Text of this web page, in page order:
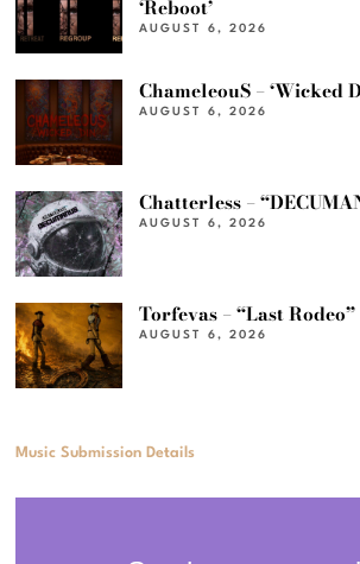
‘Reboot’
AUGUST 6, 2026
ChameleouS – ‘Wicked
AUGUST 6, 2026
Chatterless –
AUGUST 6, 2026
Torfevas – “Last Rodeo”
AUGUST 6, 2026
Music Submission Details